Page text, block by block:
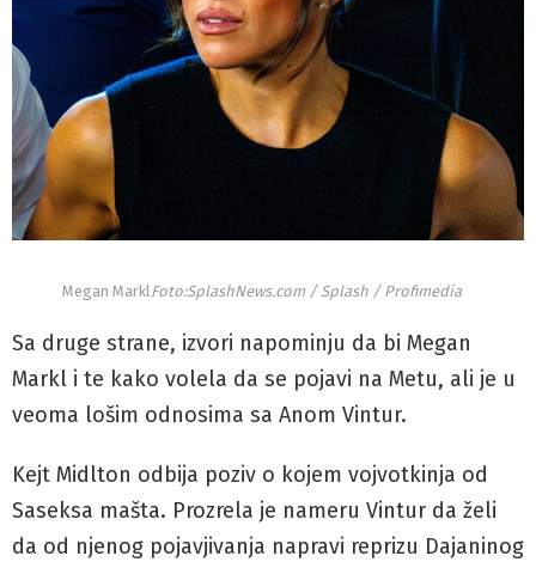
Megan MarklFoto:SplashNews.com / Splash / Profimedia
Sa druge strane, izvori napominju da bi Megan
Markl i te kako volela da se pojavi na Metu, ali je u
veoma lošim odnosima sa Anom Vintur.
Kejt Midlton odbija poziv o kojem vojvotkinja od
Saseksa mašta. Prozrela je nameru Vintur da želi
da od njenog pojavjivanja napravi reprizu Dajaninog